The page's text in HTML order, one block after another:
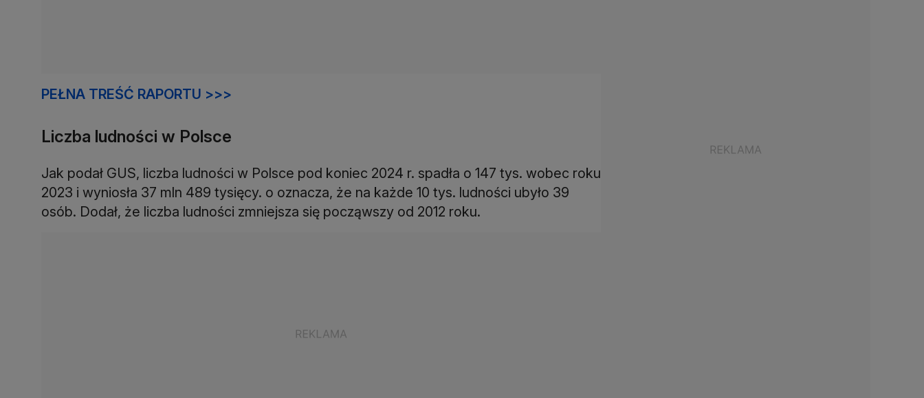
PEŁNA TREŚĆ RAPORTU >>>
Liczba ludności w Polsce
Jak podał GUS, liczba ludności w Polsce pod koniec 2024 r. spadła o 147 tys. wobec roku
2023 i wyniosła 37 mln 489 tysięcy. o oznacza, że na każde 10 tys. ludności ubyło 39
osób. Dodał, że liczba ludności zmniejsza się począwszy od 2012 roku.